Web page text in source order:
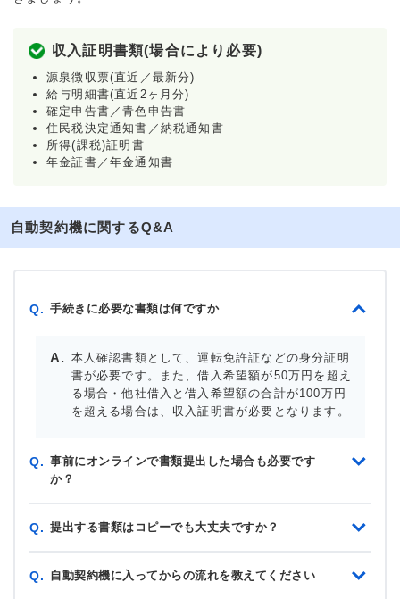
収入証明書類(場合により必要)
源泉徴収票(直近／最新分)
給与明細書(直近2ヶ月分)
確定申告書／青色申告書
住民税決定通知書／納税通知書
所得(課税)証明書
年金証書／年金通知書
自動契約機に関するQ&A
Q. 手続きに必要な書類は何ですか
本人確認書類として、運転免許証などの身分証明
書が必要です。また、借入希望額が50万円を超え
る場合・他社借入と借入希望額の合計が100万円
を超える場合は、収入証明書が必要となります。
Q. 事前にオンラインで書類提出した場合も必要です
か？
Q. 提出する書類はコピーでも大丈夫ですか？
Q. 自動契約機に入ってからの流れを教えてください